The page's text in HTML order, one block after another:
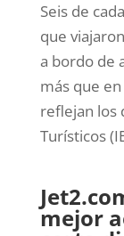
Seis de
que
a bordo de
más que
reflejan los
Turísticos
mejor